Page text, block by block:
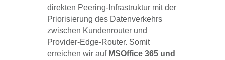
direkten Peering-Infrastruktur mit der
Priorisierung des Datenverkehrs
zwischen Kundenrouter und
Provider-Edge-Router. Somit
erreichen wir auf MSOffice 365 und